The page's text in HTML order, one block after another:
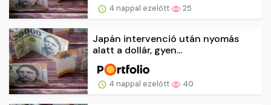
4 nappal ezelőtt 25
Japán intervenció után nyomás
alatt a dollár, gyen...
4 nappal ezelőtt 40